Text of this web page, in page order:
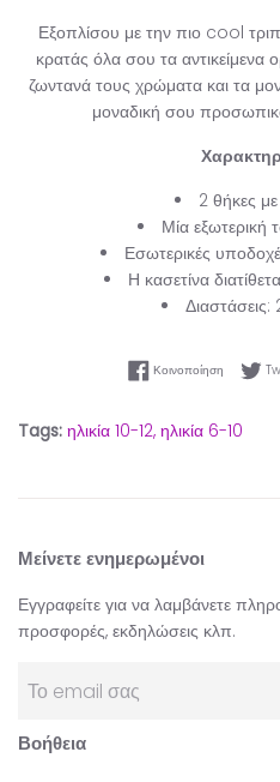
Εξοπλίσου με την πιο cool
κρατάς όλα σου τα
ζωντανά τους χρώματα και τα
μοναδική σου
2 θήκες
Μία εξωτερική
Εσωτερικές
Η κασετίνα
Κοινοποίηση
Tags: ηλικία 10-12, ηλικία 6-10
Μείνετε ενημερωμένοι
Εγγραφείτε για να λαμβάνετε
προσφορές, εκδηλώσεις κλπ.
Βοήθεια